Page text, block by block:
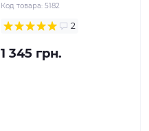
Код товара: 5182
2
1 345 грн.